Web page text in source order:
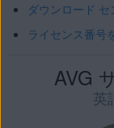
ダウンロード セ
ライセンス番号
AVG
英